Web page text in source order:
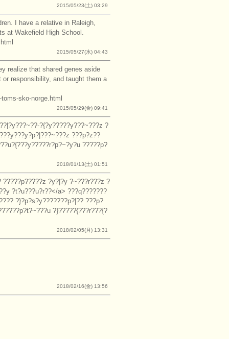
2015/05/23(土) 03:29
I have a relative in Raleigh,
at Wakefield High School.
2015/05/27(水) 04:43
realize that shared genes aside
responsibility, and taught them a
sko-norge.html
2015/05/29(金) 09:41
?{?y?????y???~???z ?
???p?z??
?????p?
2018/01/13(土) 01:51
?????p?????z ?y?|?y ?~???r???z ?
?t?u???u?r??</a> ???q???????
?}?p?s?y???????p?|?? ???p?
?}?????{???r???{?
2018/02/05(月) 13:31
2018/02/16(金) 13:56